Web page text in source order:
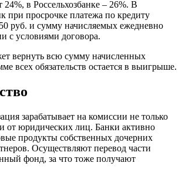
24%, в Россельхозбанке – 26%. В
при просрочке платежа по кредиту
руб. и сумму начисляемых ежедневно
с условиями договора.
вернуть всю сумму начисленных
всех обязательств остается в выигрыше.
зарабатывает на комиссии не только
от юридических лиц. Банки активно
продукты собственных дочерних
Осуществляют перевод части
фонд, за что тоже получают